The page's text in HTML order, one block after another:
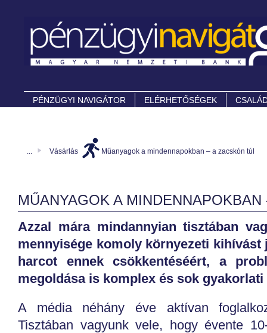
PÉNZÜGYI NAVIGÁTOR ELÉRHETŐSÉGEK
... Vásárlás Műanyagok a mindennapokban – a zacskón túl
MŰANYAGOK A
Azzal mára mindannyian tisztában
mennyisége komoly környezeti
harcot ennek csökkentéséért, a
megoldása is komplex és sok
A média néhány éve aktívan
Tisztában vagyunk vele, hogy évente